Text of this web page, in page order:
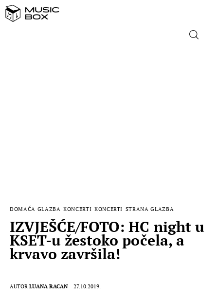
DOMAĆA GLAZBA KONCERTI KONCERTI STRANA GLAZBA
IZVJEŠĆE/FOTO: HC night u
KSET-u žestoko počela, a
krvavo završila!
AUTOR LUANA RACAN 27.10.2019.